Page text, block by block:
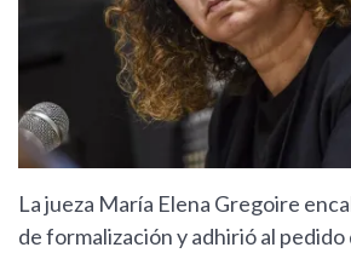
La jueza María Elena Gregoire
de formalización y adhirió al pedido